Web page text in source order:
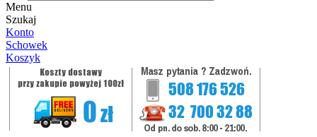
Menu
Szukaj
Konto
Schowek
Koszyk